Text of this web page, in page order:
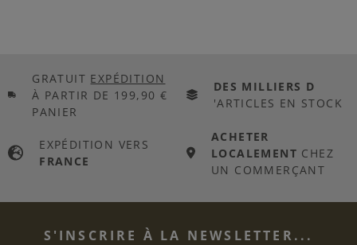
GRATUIT EXPÉDITION
À PARTIR DE 199,90 €
PANIER
DES MILLIERS D
'ARTICLES EN STOCK
EXPÉDITION VERS
FRANCE
ACHETER
LOCALEMENT CHEZ
UN COMMERÇANT
S'INSCRIRE À LA NEWSLETTER...